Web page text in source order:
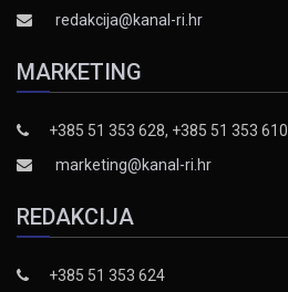
redakcija@kanal-ri.hr
MARKETING
+385 51 353 628, +385 51 353 610
marketing@kanal-ri.hr
REDAKCIJA
+385 51 353 624